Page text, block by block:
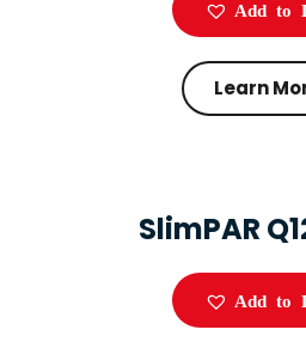
Add to
Learn
SlimPAR
Add to